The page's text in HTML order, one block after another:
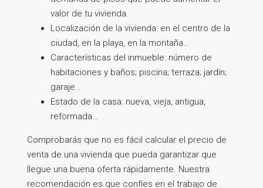
valor de tu vivienda.
Localización de la vivienda: en el centro de la
ciudad, en la playa, en la montaña…
Características del inmueble: número de
habitaciones y baños; piscina; terraza; jardín;
garaje…
Estado de la casa: nueva, vieja, antigua,
reformada…
Comprobarás que no es fácil calcular el precio de
venta de una vivienda que pueda garantizar que
llegue una buena oferta rápidamente. Nuestra
recomendación es que confíes en el trabajo de